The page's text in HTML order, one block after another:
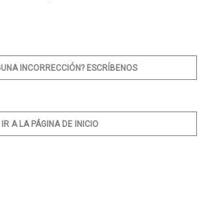
INCORRECCIÓN? ESCRÍBENOS
IR A LA PÁGINA DE INICIO